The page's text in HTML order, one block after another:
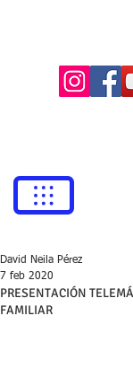
PRESENTACIÓN
FAMILIAR
David Neila Pérez
7 feb 2020